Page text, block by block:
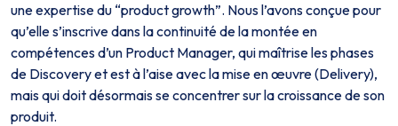
une expertise du “product growth”. Nous l’avons conçue pour
qu’elle s’inscrive dans la continuité de la montée en
compétences d’un Product Manager, qui maîtrise les phases
de Discovery et est à l’aise avec la mise en œuvre (Delivery),
mais qui doit désormais se concentrer sur la croissance de son
produit.